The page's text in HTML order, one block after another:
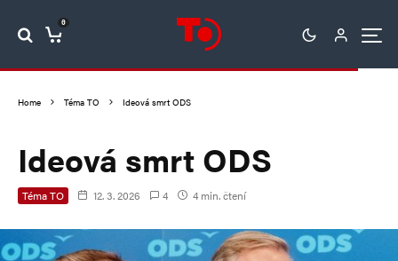
0
Home Téma TO Ideová smrt ODS
Ideová smrt ODS
Téma TO 12. 3. 2026 4 4 min. čtení